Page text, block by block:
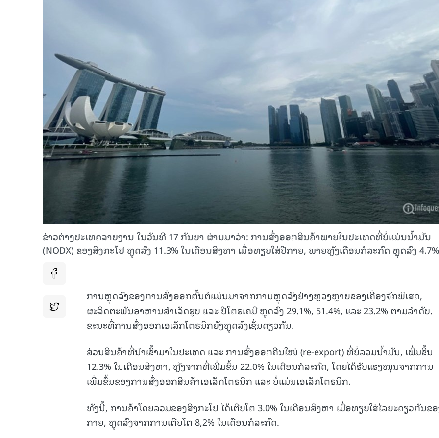
ຂ່າວຕ່າງປະເທດລາຍງານ ໃນວັນທີ 17 ກັນຍາ ຜ່ານມາວ່າ: ການ​ສົ່ງ​ອອກ​ສິນຄ້າພາຍ​ໃນ​ປະ​ເທດ​ທີ່​ບໍ່​ແມ່ນ​ນ້ຳມັນ
(NODX) ຂອງ​ສິງກະ​ໂປ​ ຫຼຸດ​ລົງ 11.3% ໃນເດືອນສິງຫາ ​ເມື່ອ​ທຽບ​ໃສ່​ປີ​ກາຍ,​ ພາຍຫຼັງ​ເດືອນ​ກໍລະກົດ​ ​ຫຼຸດ​ລົງ
ການຫຼຸດລົງຂອງການສົ່ງອອກຕົ້ນຕໍແມ່ນມາຈາກການຫຼຸດລົງຢ່າງຫຼວງຫຼາຍຂອງເຄື່ອງຈັກພິເສດ,
ຜະລິດຕະພັນອາຫານສຳເລັດຮູບ ແລະ ປີໂຕຣເຄມີ ຫຼຸດລົງ 29.1%, 51.4%, ແລະ 23.2% ຕາມລໍາດັບ.
ຂະນະທີ່ການສົ່ງອອກເອເລັກໂຕຣນິກຍັງຫຼຸດລົງເຊັ່ນດຽວກັນ.
ສ່ວນສິນຄ້າທີ່ນໍາເຂົ້າມາໃນປະເທດ ແລະ ການສົ່ງອອກຄືນໃໝ່ (re-export) ທີ່ບໍ່ລວມນໍ້າມັນ, ເພີ່ມຂຶ້ນ
12.3% ໃນເດືອນສິງຫາ, ຫຼັງຈາກທີ່ເພີ່ມຂຶ້ນ 22.0% ໃນເດືອນກໍລະກົດ, ໂດຍໄດ້ຮັບແຮງໜຸນຈາກການ
ເພີ່ມຂຶ້ນຂອງການສົ່ງອອກສິນຄ້າເອເລັກໂຕຣນິກ ແລະ ບໍ່ແມ່ນເອເລັກໂຕຣນິກ.
ທັງນີ້, ການຄ້າໂດຍລວມຂອງສິງກະໂປ ໄດ້ເຕີບໂຕ 3.0% ໃນເດືອນສິງຫາ ເມື່ອທຽບໃສ່ໄລຍະດຽວກັນຂ
ກາຍ, ຫຼຸດລົງຈາກການເຕີບໂຕ 8,2% ໃນເດືອນກໍລະກົດ.